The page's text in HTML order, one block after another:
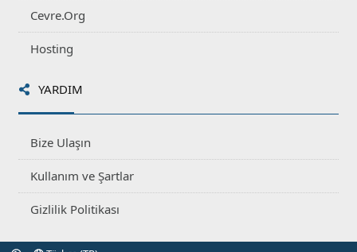
Cevre.Org
Hosting
YARDIM
Bize Ulaşın
Kullanım ve Şartlar
Gizlilik Politikası